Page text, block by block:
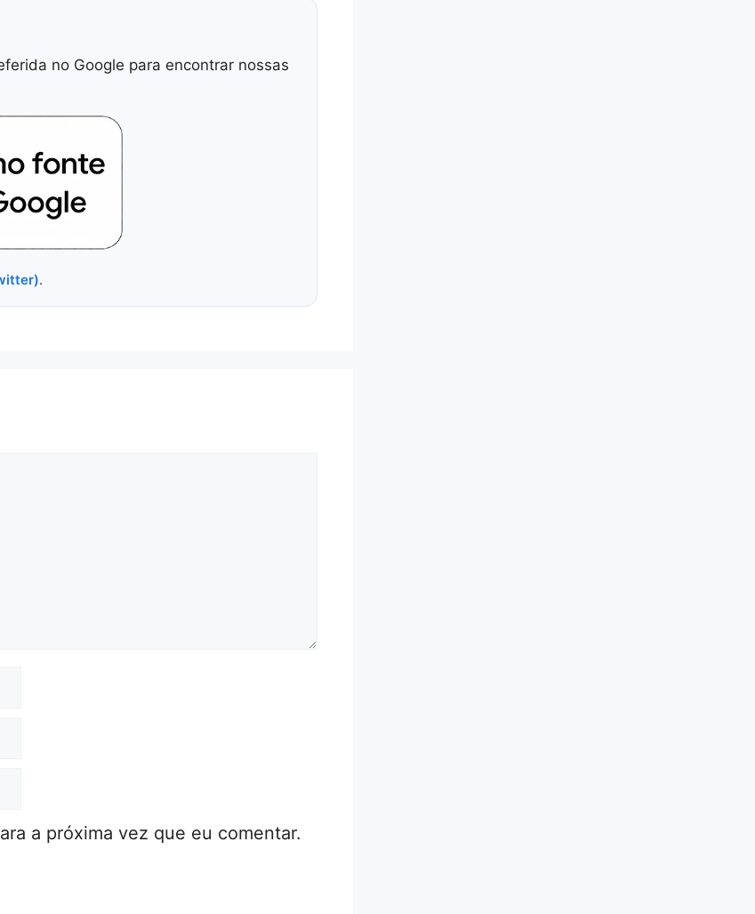
no Google para encontrar nossas
.
a próxima vez que eu comentar.